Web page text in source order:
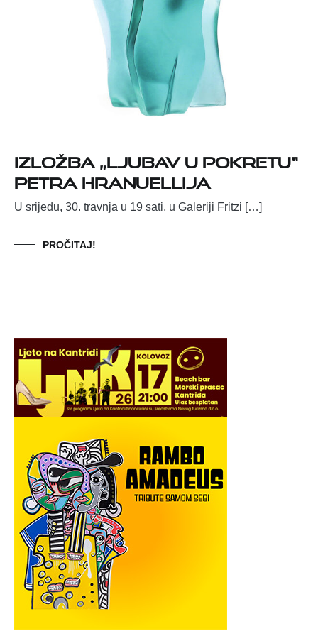
Izložba „Ljubav u pokretu“
Petra Hranuellija
U srijedu, 30. travnja u 19 sati, u Galeriji Fritzi […]
PROČITAJ!